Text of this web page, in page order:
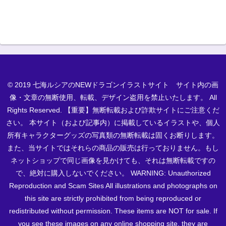
© 2019 七海ルシアのNEWドラゴンイラストサイト サイト内の画
像・文章の無断使用、転載、デザイン盗用を禁止いたします。 All
Rights Reserved. 【重要】無断転載および詐欺サイトにご注意くだ
さい。 本サイト（および記事内）に掲載しているイラストや、個人
所有キャラクターグッズの写真類の無断転載は固くお断りします。
また、当サイトではそれらの商品の販売は行っておりません。もし
ネットショップで同じ画像を見かけても、それは無断転載ですの
で、絶対に購入しないでください。 WARNING: Unauthorized
Reproduction and Scam Sites All illustrations and photographs on
this site are strictly prohibited from being reproduced or
redistributed without permission. These items are NOT for sale. If
you see these images on any online shopping site, they are